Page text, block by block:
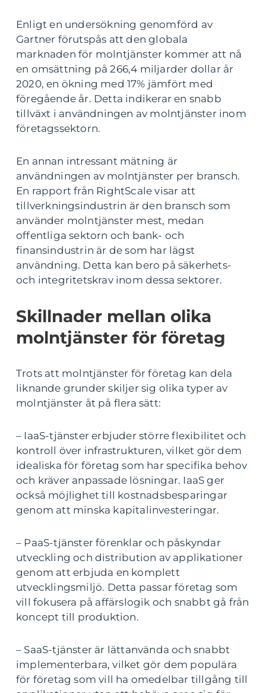
Enligt en undersökning genomförd av
Gartner förutspås att den globala
marknaden för molntjänster kommer att nå
en omsättning på 266,4 miljarder dollar år
2020, en ökning med 17% jämfört med
föregående år. Detta indikerar en snabb
tillväxt i användningen av molntjänster inom
företagssektorn.
En annan intressant mätning är
användningen av molntjänster per bransch.
En rapport från RightScale visar att
tillverkningsindustrin är den bransch som
använder molntjänster mest, medan
offentliga sektorn och bank- och
finansindustrin är de som har lägst
användning. Detta kan bero på säkerhets-
och integritetskrav inom dessa sektorer.
Skillnader mellan olika
molntjänster för företag
Trots att molntjänster för företag kan dela
liknande grunder skiljer sig olika typer av
molntjänster åt på flera sätt:
– IaaS-tjänster erbjuder större flexibilitet och
kontroll över infrastrukturen, vilket gör dem
idealiska för företag som har specifika behov
och kräver anpassade lösningar. IaaS ger
också möjlighet till kostnadsbesparingar
genom att minska kapitalinvesteringar.
– PaaS-tjänster förenklar och påskyndar
utveckling och distribution av applikationer
genom att erbjuda en komplett
utvecklingsmiljö. Detta passar företag som
vill fokusera på affärslogik och snabbt gå från
koncept till produktion.
– SaaS-tjänster är lättanvända och snabbt
implementerbara, vilket gör dem populära
för företag som vill ha omedelbar tillgång till